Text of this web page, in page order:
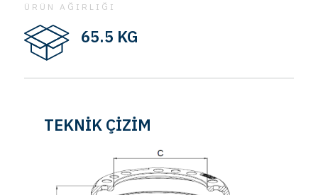
ÜRÜN AĞIRLIĞI
65.5 KG
TEKNİK ÇİZİM